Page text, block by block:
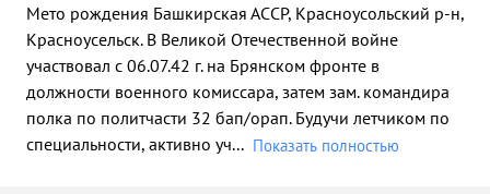
Мето рождения Башкирская АССР, Красноусольский р-н,
Красноусельск. В Великой Отечественной войне
участвовал с 06.07.42 г. на Брянском фронте в
должности военного комиссара, затем зам. командира
полка по политчасти 32 бап/орап. Будучи летчиком по
специальности, активно уч... Показать полностью